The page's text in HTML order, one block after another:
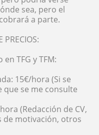
sea, pero el
a parte.
PRECIOS:
TFG y TFM:
15€/hora (Si se
que se me consulte
(Redacción de CV,
de motivación, otros